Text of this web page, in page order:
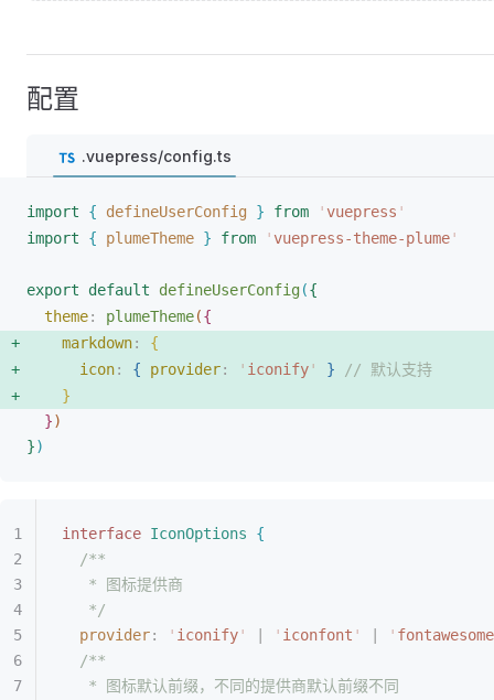
配置
.vuepress/config.ts
import { defineUserConfig } from 'vuepress '
import
{ plumeTheme } from 'vuepress-theme-plume'
export default defineUserConfig({
theme: plumeTheme({
markdown: {
icon: { provider: ' iconify' }
// 默认支持
}
})
})
interface IconOptions
{
/**
* 图标提供商
*/
provider: ' iconify' ' iconfont ' ' fontawesome
/**
* 图标默认前缀，不同的提供商默认前缀不同